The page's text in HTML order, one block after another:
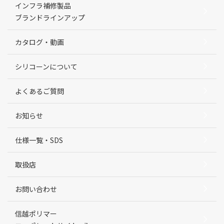
インフラ補修製品
ブランドラインアップ
カタログ・動画
シリコーンについて
よくあるご質問
お知らせ
仕様一覧・SDS
取扱店
お問い合わせ
信越ポリマー